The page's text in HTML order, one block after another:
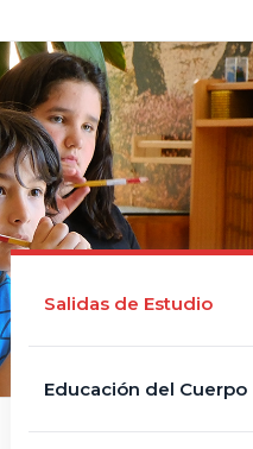
Salidas de Estudio
Educación del Cuerpo